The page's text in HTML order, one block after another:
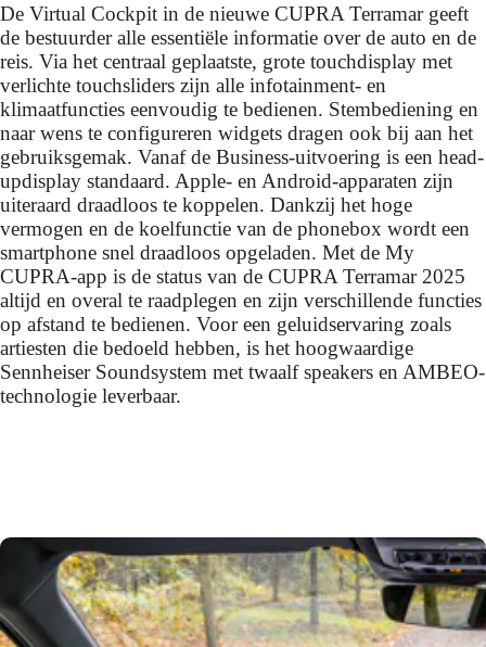
De Virtual Cockpit in de nieuwe CUPRA Terramar geeft
de bestuurder alle essentiële informatie over de auto en de
reis. Via het centraal geplaatste, grote touchdisplay met
verlichte touchsliders zijn alle infotainment- en
klimaatfuncties eenvoudig te bedienen. Stembediening en
naar wens te configureren widgets dragen ook bij aan het
gebruiksgemak. Vanaf de Business-uitvoering is een head-
updisplay standaard. Apple- en Android-apparaten zijn
uiteraard draadloos te koppelen. Dankzij het hoge
vermogen en de koelfunctie van de phonebox wordt een
smartphone snel draadloos opgeladen. Met de My
CUPRA-app is de status van de CUPRA Terramar 2025
altijd en overal te raadplegen en zijn verschillende functies
op afstand te bedienen. Voor een geluidservaring zoals
artiesten die bedoeld hebben, is het hoogwaardige
Sennheiser Soundsystem met twaalf speakers en AMBEO-
technologie leverbaar.